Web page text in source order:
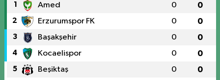
1 Amed 0 0
2 Erzurumspor FK 0 0
3 Başakşehir 0 0
4 Kocaelispor 0 0
5 Beşiktaş 0 0